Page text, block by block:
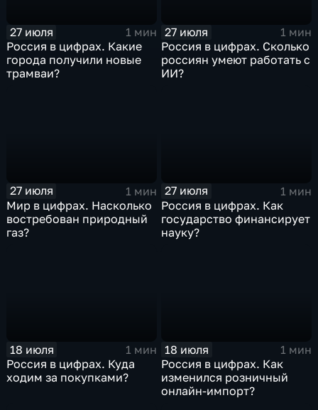
27 июля
1 мин
Россия в цифрах. Какие
города получили новые
трамваи?
27 июля
1 мин
Россия в цифрах. Сколько
россиян умеют работать с
ИИ?
27 июля
1 мин
Мир в цифрах. Насколько
востребован природный
газ?
27 июля
1 мин
Россия в цифрах. Как
государство финансирует
науку?
18 июля
1 мин
Россия в цифрах. Куда
ходим за покупками?
18 июля
1 мин
Россия в цифрах. Как
изменился розничный
онлайн-импорт?